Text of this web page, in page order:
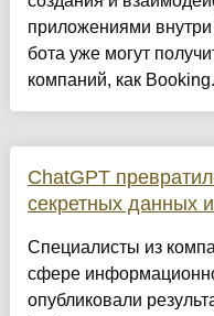
приложениями
бота уже могут
компаний, как
ChatGPT
секретных данных
Специалисты из
сфере
опубликовали